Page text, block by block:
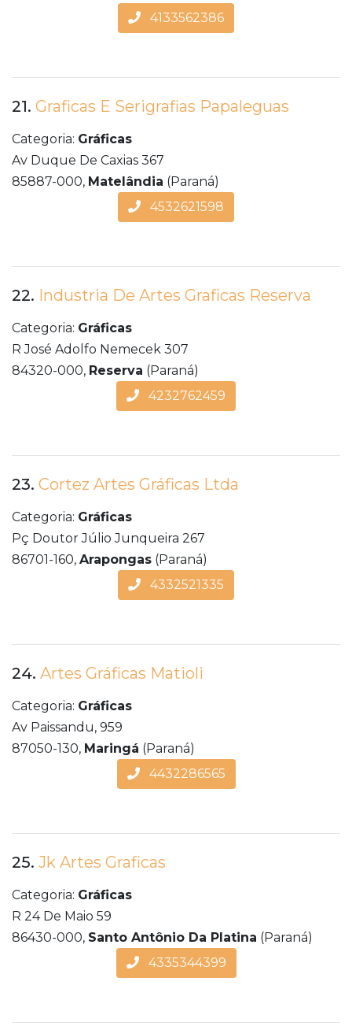
4133562386
21. Graficas E Serigrafias Papaleguas
Categoria: Gráficas
Av Duque De Caxias 367
85887-000, Matelândia (Paraná)
4532621598
22. Industria De Artes Graficas Reserva
Categoria: Gráficas
R José Adolfo Nemecek 307
84320-000, Reserva (Paraná)
4232762459
23. Cortez Artes Gráficas Ltda
Categoria: Gráficas
Pç Doutor Júlio Junqueira 267
86701-160, Arapongas (Paraná)
4332521335
24. Artes Gráficas Matioli
Categoria: Gráficas
Av Paissandu, 959
87050-130, Maringá (Paraná)
4432286565
25. Jk Artes Graficas
Categoria: Gráficas
R 24 De Maio 59
86430-000, Santo Antônio Da Platina (Paraná)
4335344399